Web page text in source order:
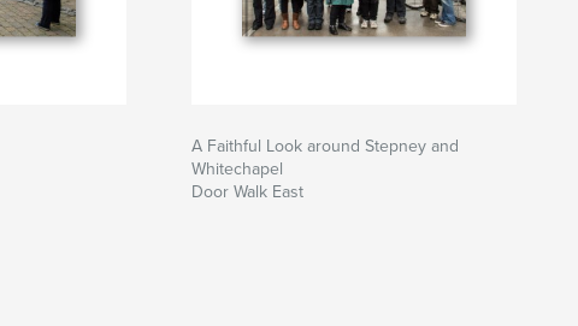
A Faithful Look around Stepney and
Whitechapel
Door Walk East